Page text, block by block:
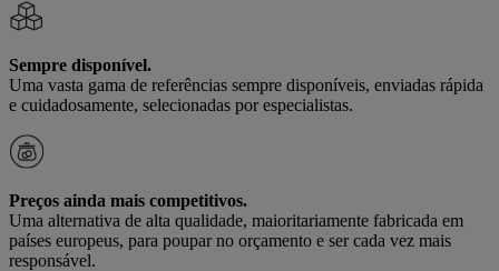
Sempre disponível.
Uma vasta gama de referências sempre disponíveis, enviadas rápida
e cuidadosamente, selecionadas por especialistas.
Preços ainda mais competitivos.
Uma alternativa de alta qualidade, maioritariamente fabricada em
países europeus, para poupar no orçamento e ser cada vez mais
responsável.